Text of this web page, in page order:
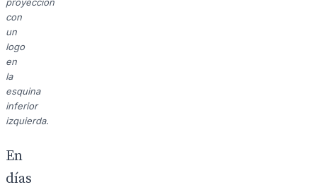
con
un
logo
en
la
esquina
inferior
izquierda.
En
días